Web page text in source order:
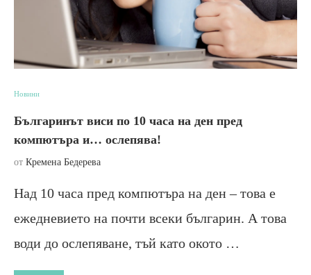
Новини
Българинът виси по 10 часа на ден пред
компютъра и… ослепява!
от Кремена Бедерева
Над 10 часа пред компютъра на ден – това е
ежедневието на почти всеки българин. А това
води до ослепяване, тъй като окото …